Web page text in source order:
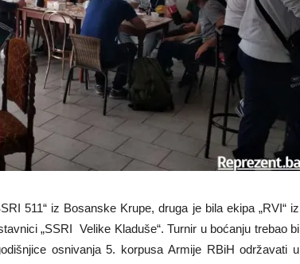
511“ iz Bosanske Krupe, druga je bila ekipa „RVI“ iz
„SSRI Velike Kladuše“. Turnir u boćanju trebao bi
osnivanja 5. korpusa Armije RBiH održavati u